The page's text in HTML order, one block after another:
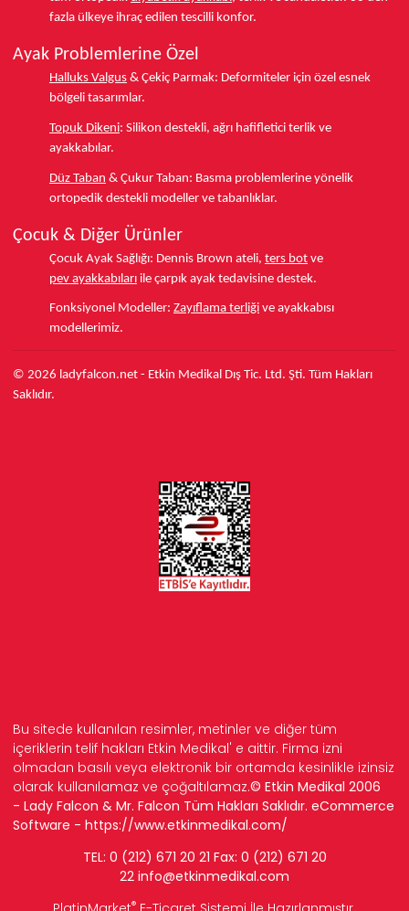
fazla ülkeye ihraç edilen tescilli konfor.
Ayak Problemlerine Özel
Halluks Valgus & Çekiç Parmak: Deformiteler için özel esnek
bölgeli tasarımlar.
Topuk Dikeni: Silikon destekli, ağrı hafifletici terlik ve
ayakkabılar.
Düz Taban & Çukur Taban: Basma problemlerine yönelik
ortopedik destekli modeller ve tabanlıklar.
Çocuk & Diğer Ürünler
Çocuk Ayak Sağlığı: Dennis Brown ateli, ters bot ve
pev ayakkabıları ile çarpık ayak tedavisine destek.
Fonksiyonel Modeller: Zayıflama terliği ve ayakkabısı
modellerimiz.
© 2026 ladyfalcon.net - Etkin Medikal Dış Tic. Ltd. Şti. Tüm Hakları
Saklıdır.
Bu sitede kullanılan resimler, metinler ve diğer tüm
içeriklerin telif hakları Etkin Medikal' e aittir. Firma izni
olmadan basılı veya elektronik bir ortamda kesinlikle izinsiz
olarak kullanılamaz ve çoğaltılamaz.© Etkin Medikal 2006
- Lady Falcon & Mr. Falcon Tüm Hakları Saklıdır. eCommerce
Software - https://www.etkinmedikal.com/
TEL: 0 (212) 671 20 21 Fax: 0 (212) 671 20
22 info@etkinmedikal.com
®